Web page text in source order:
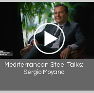
Mediterranean Steel Talks:
Sergio Moyano